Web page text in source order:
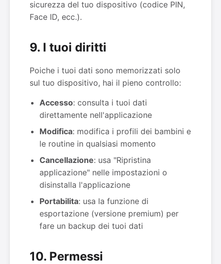
sicurezza del tuo dispositivo (codice PIN,
Face ID, ecc.).
9. I tuoi diritti
Poiche i tuoi dati sono memorizzati solo
sul tuo dispositivo, hai il pieno controllo:
Accesso: consulta i tuoi dati
direttamente nell'applicazione
Modifica: modifica i profili dei bambini e
le routine in qualsiasi momento
Cancellazione: usa "Ripristina
applicazione" nelle impostazioni o
disinstalla l'applicazione
Portabilita: usa la funzione di
esportazione (versione premium) per
fare un backup dei tuoi dati
10. Permessi